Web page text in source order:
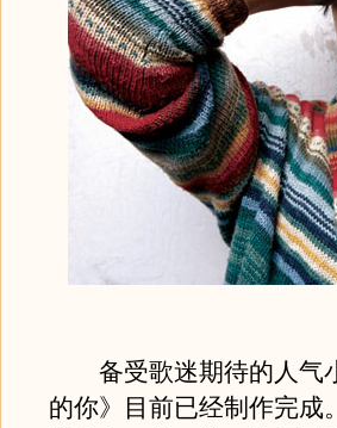
备受歌迷期待的人气
的你》目前已经制作完成